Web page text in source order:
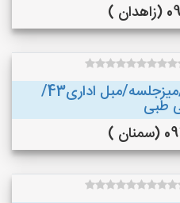
)
میزمدیرتmdfال پایهx/میزجلسه/مبل اداری43/
طبی
)